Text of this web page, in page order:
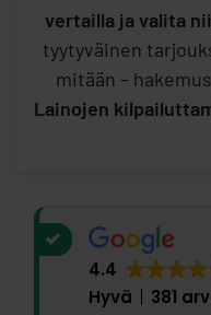
vertailla ja valita
tyytyväinen
mitään –
Lainojen
4.4
Hyvä
381